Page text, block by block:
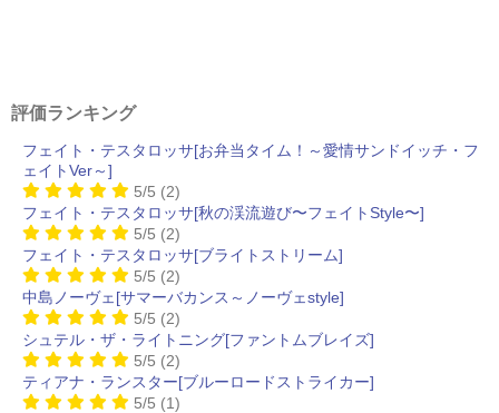
評価ランキング
フェイト・テスタロッサ[お弁当タイム！～愛情サンドイッチ・フ
ェイトVer～]
5/5 (2)
フェイト・テスタロッサ[秋の渓流遊び〜フェイトStyle〜]
5/5 (2)
フェイト・テスタロッサ[ブライトストリーム]
5/5 (2)
中島ノーヴェ[サマーバカンス～ノーヴェstyle]
5/5 (2)
シュテル・ザ・ライトニング[ファントムブレイズ]
5/5 (2)
ティアナ・ランスター[ブルーロードストライカー]
5/5 (1)